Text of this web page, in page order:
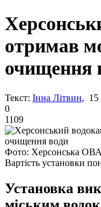
отримав
очищення
Текст: Інна Літвин, 15
0
1109
Фото: Херсонська
Вартість установки
Установка